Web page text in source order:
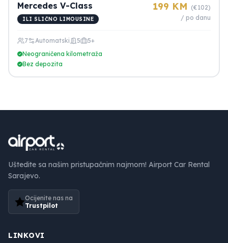
Mercedes V-Class
ILI SLIČNO LIMOUSINE
199 KM (€102)
/ po danu
7 Automatski 5
5+
Neograničena kilometraža
Bez depozita
Uštedite sa našim pristupačnim najmom! Airport Car Rental
Sarajevo.
Ocijenite nas na
Trustpilot
LINKOVI